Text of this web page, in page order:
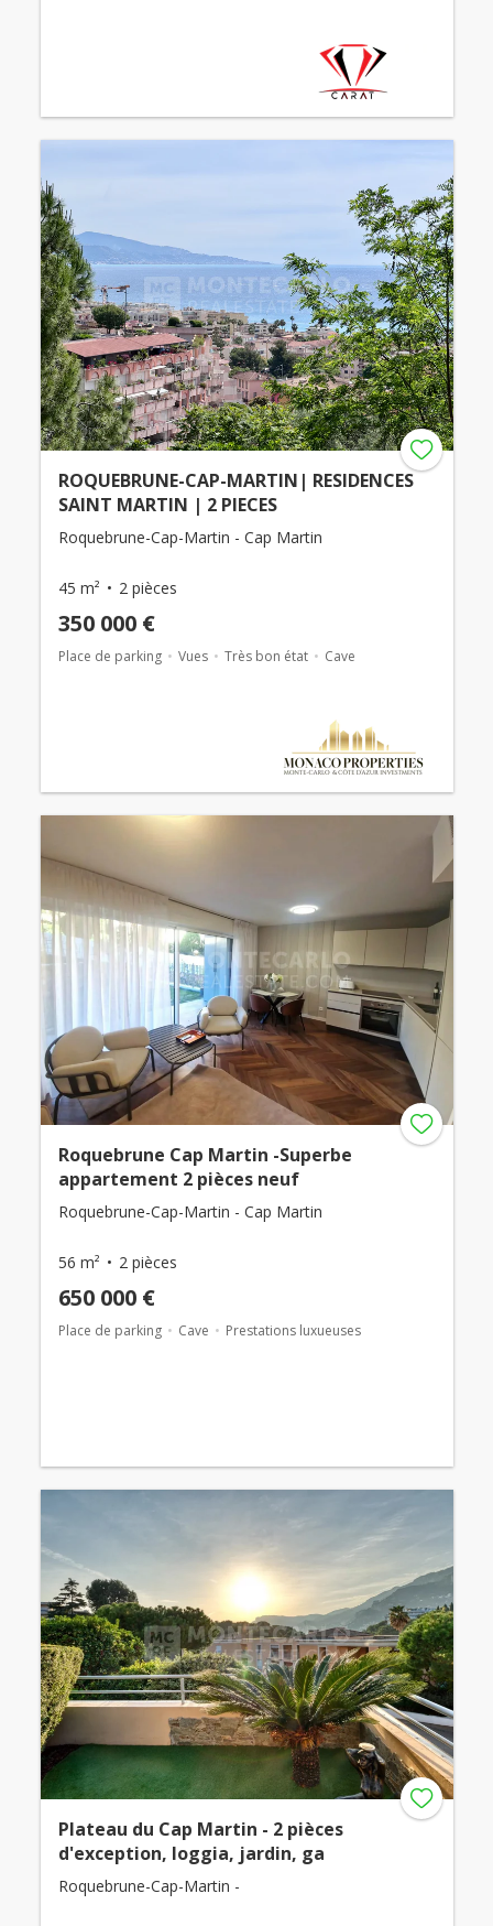
ROQUEBRUNE-CAP-MARTIN| RESIDENCES
SAINT MARTIN | 2 PIECES
Roquebrune-Cap-Martin - Cap Martin
45 m² 2 pièces
350 000 €
Place de parking Vues Très bon état Cave
Roquebrune Cap Martin -Superbe
appartement 2 pièces neuf
Roquebrune-Cap-Martin - Cap Martin
56 m² 2 pièces
650 000 €
Place de parking Cave Prestations luxueuses
Plateau du Cap Martin - 2 pièces
d'exception, loggia, jardin, ga
Roquebrune-Cap-Martin -